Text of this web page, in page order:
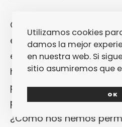
Con todo lo dicho, y
en
Fantastic Mag
enganchados a las «
hemos hecho la
puede ser que le
poco espacio aWild
¿Cómo nos hemos
Utilizamos cookies
damos la mejor
en nuestra web. Si
sitio asumiremos que
OK